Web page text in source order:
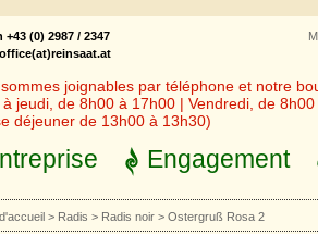
+43 (0) 2987 / 2347
joignables par téléphone et notre
à jeudi, de 8h00 à 17h00 | Vendredi, de
déjeuner de 13h00 à 13h30)
Engagement
> Radis > Radis noir > Ostergruß Rosa 2